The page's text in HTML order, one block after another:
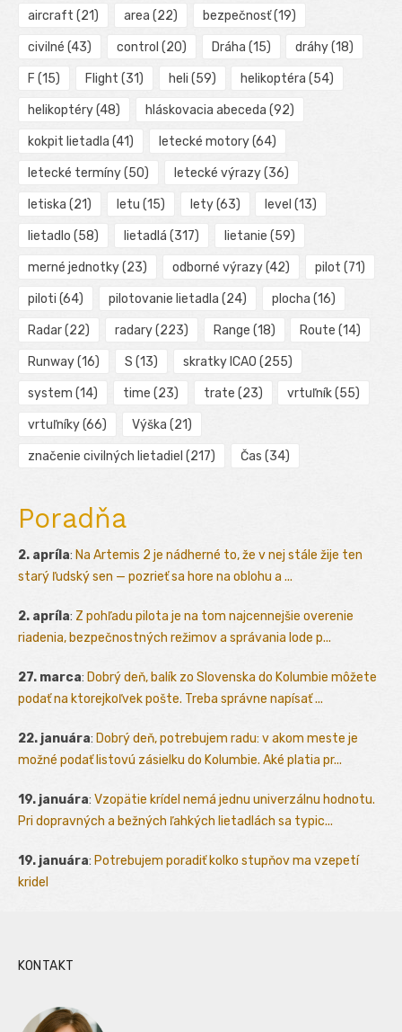
aircraft (21) area (22) bezpečnosť(19)
civilné (43) control (20) Dráha (15) dráhy(18)
F (15) Flight (31) heli (59) helikoptéra (54)
helikoptéry(48) hláskovacia abeceda (92)
kokpit lietadla (41) letecké motory(64)
letecké termíny(50) letecké výrazy(36)
letiska (21) letu (15) lety(63) level (13)
lietadlo (58) lietadlá (317) lietanie (59)
merné jednotky(23) odborné výrazy(42) pilot (71)
piloti (64) pilotovanie lietadla (24) plocha (16)
Radar(22) radary(223) Range (18) Route (14)
Runway(16) S (13) skratky ICAO (255)
system (14) time (23) trate (23) vrtuľník(55)
vrtuľníky(66) Výška (21)
značenie civilných lietadiel (217) Čas (34)
Poradňa
2. apríla: Na Artemis 2 je nádherné to, že v nej stále žije ten
starý ľudský sen — pozrieť sa hore na oblohu a ...
2. apríla: Z pohľadu pilota je na tom najcennejšie overenie
riadenia, bezpečnostných režimov a správania lode p...
27. marca: Dobrý deň, balík zo Slovenska do Kolumbie môžete
podať na ktorejkoľvek pošte. Treba správne napísať ...
22. januára: Dobrý deň, potrebujem radu: v akom meste je
možné podať listovú zásielku do Kolumbie. Aké platia pr...
19. januára: Vzopätie krídel nemá jednu univerzálnu hodnotu.
Pri dopravných a bežných ľahkých lietadlách sa typic...
19. januára: Potrebujem poradiť kolko stupňov ma vzepetí
kridel
KONTAKT